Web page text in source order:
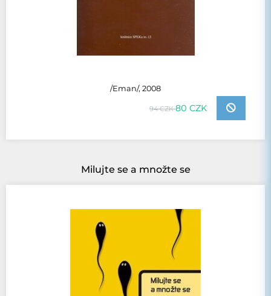
/Eman/, 2008
94 CZK80 CZK
Milujte se a množte se